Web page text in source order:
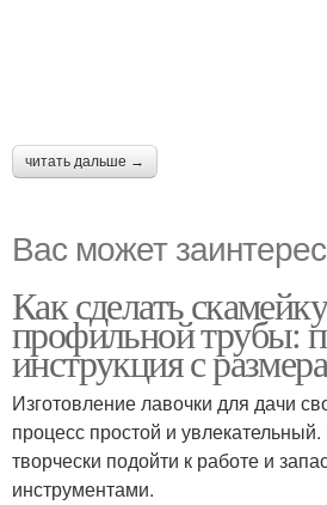
читать дальше →
Вас может
Как сделать
профильной трубы:
инструкция с
Изготовление лавочки для дачи
процесс простой и
творчески подойти к работе и
инструментами.